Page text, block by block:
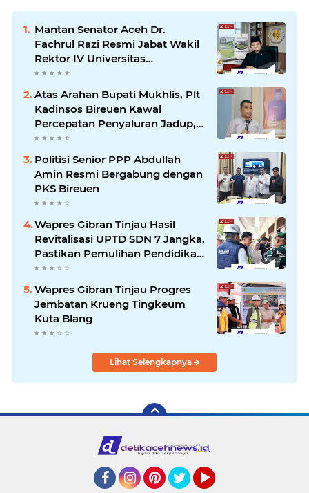
Mantan Senator Aceh Dr.
Fachrul Razi Resmi Jabat Wakil
Rektor IV Universitas
Kartamulia Purwakarta
Atas Arahan Bupati Mukhlis, Plt
Kadinsos Bireuen Kawal
Percepatan Penyaluran Jadup,
Intens Berkoordinasi dengan
Kemensos
Politisi Senior PPP Abdullah
Amin Resmi Bergabung dengan
PKS Bireuen
Wapres Gibran Tinjau Hasil
Revitalisasi UPTD SDN 7 Jangka,
Pastikan Pemulihan Pendidikan
Pascabencana Berjalan Optimal
Wapres Gibran Tinjau Progres
Jembatan Krueng Tingkeum
Kuta Blang
Lihat Selengkapnya